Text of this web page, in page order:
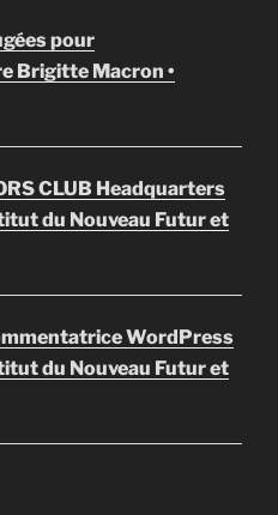
pour
Brigitte Macron •
CLUB Headquarters
du Nouveau Futur et
WordPress
du Nouveau Futur et